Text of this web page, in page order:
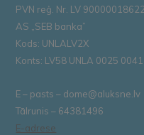
PVN reģ. Nr. LV 90000018622
AS „SEB banka”
Kods: UNLALV2X
Konts: LV58 UNLA 0025
E – pasts – dome@aluksne.lv
Tālrunis – 64381496
E-adrese